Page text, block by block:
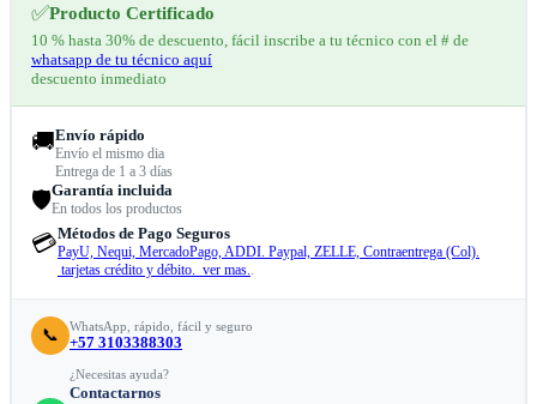
✅Producto Certificado
10 % hasta 30% de descuento, fácil inscribe a tu técnico con el # de
whatsapp de tu técnico aquí
descuento inmediato
🚚Envío rápido
Envío el mismo dia
Entrega de 1 a 3 días
🛡️Garantía incluida
En todos los productos
💳Métodos de Pago Seguros
PayU, Nequi, MercadoPago, ADDI. Paypal, ZELLE, Contraentrega (Col).
tarjetas crédito y débito. ver mas..
📞 WhatsApp, rápido, fácil y seguro
+57 3103388303
¿Necesitas ayuda?
Contactarnos